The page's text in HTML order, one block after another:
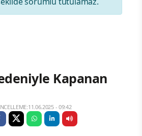
Kapanan
- 09:42